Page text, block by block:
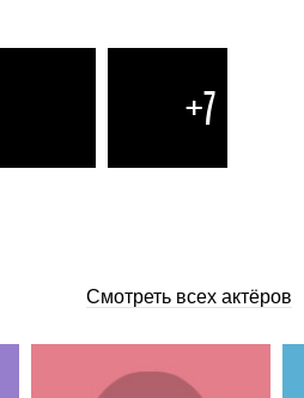
+7
Смотреть всех актёров